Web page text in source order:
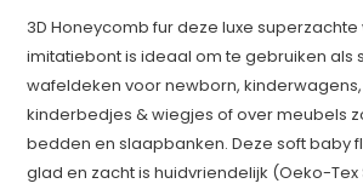
3D Honeycomb fur deze luxe
imitatiebont is ideaal om te gebruiken als
wafeldeken voor newborn,
kinderbedjes & wiegjes of over meubels
bedden en slaapbanken. Deze soft baby
glad en zacht is huidvriendelijk (Oeko-Tex